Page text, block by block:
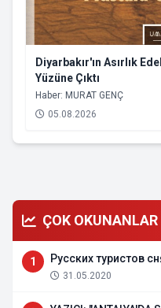
Diyarbakır'ın Asırlık
Yüzüne Çıktı
Haber: MURAT GENÇ
05.08.2026
ÇOK OKUNANLAR
1 Русских туристов
31.05.2020